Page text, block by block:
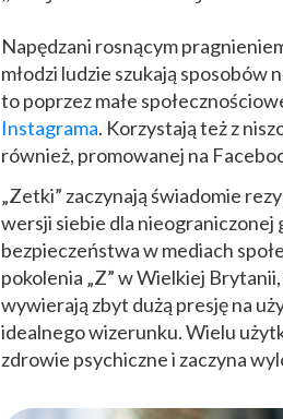
Napędzani rosnącym
młodzi ludzie szukają sposobów
to poprzez małe
Instagrama. Korzystają też z
również, promowanej na
„Zetki” zaczynają świadomie
wersji siebie dla
bezpieczeństwa w mediach
pokolenia „Z” w Wielkiej
wywierają zbyt dużą presję na
idealnego wizerunku. Wielu
zdrowie psychiczne i zaczyna